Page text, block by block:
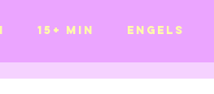
15+ min Engels